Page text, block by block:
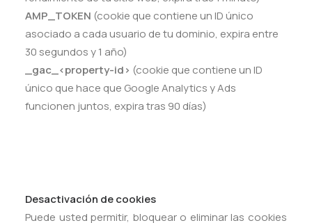
AMP_TOKEN (cookie que contiene un ID único
asociado a cada usuario de tu dominio, expira entre
30 segundos y 1 año)
_gac_<property-id> (cookie que contiene un ID
único que hace que Google Analytics y Ads
funcionen juntos, expira tras 90 días)
Desactivación de cookies
Puede usted permitir, bloquear o eliminar las cookies